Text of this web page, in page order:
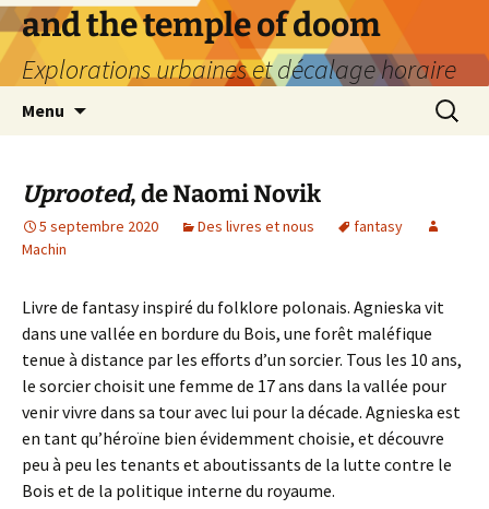
Aller
au
contenu
and the temple of doom
Explorations urbaines et décalage horaire
Menu
Uprooted, de Naomi Novik
5 septembre 2020 Des livres et nous
fantasy
Machin
Livre de fantasy inspiré du folklore polonais. Agnieska vit
dans une vallée en bordure du Bois, une forêt maléfique
tenue à distance par les efforts d’un sorcier. Tous les 10 ans,
le sorcier choisit une femme de 17 ans dans la vallée pour
venir vivre dans sa tour avec lui pour la décade. Agnieska est
en tant qu’héroïne bien évidemment choisie, et découvre
peu à peu les tenants et aboutissants de la lutte contre le
Bois et de la politique interne du royaume.